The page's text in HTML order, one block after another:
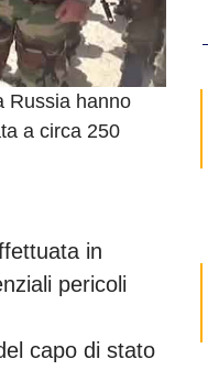
Russia hanno
a circa 250
in
pericoli
capo di stato